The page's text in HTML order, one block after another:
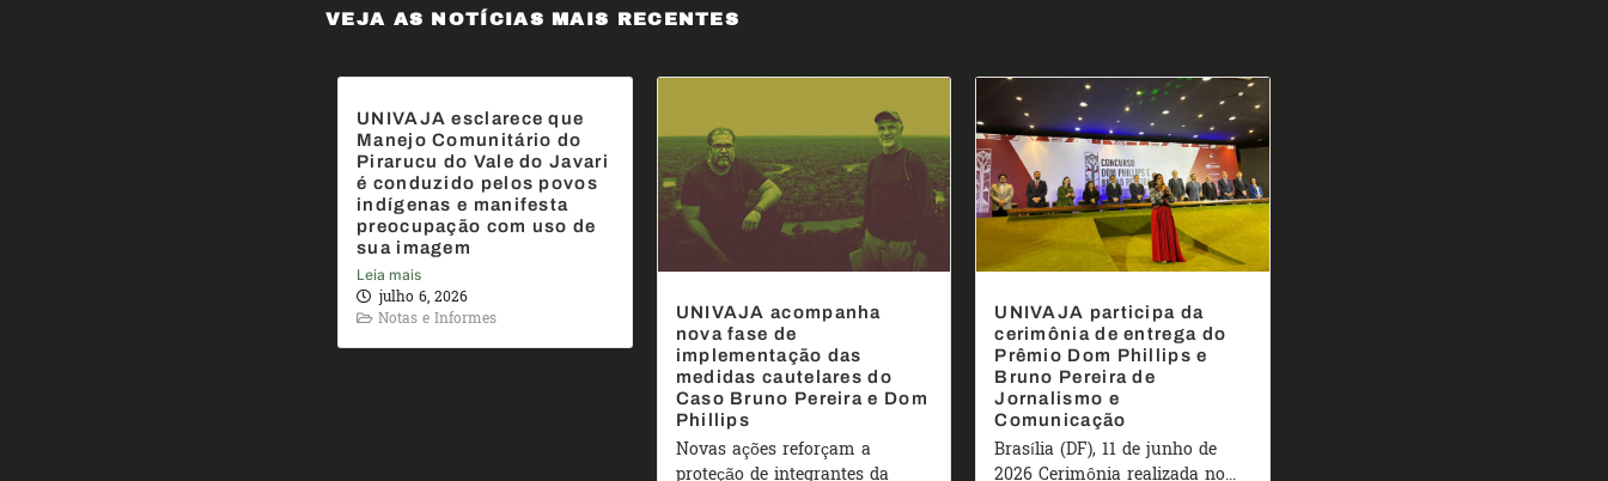
VEJA AS NOTÍCIAS MAIS RECENTES
UNIVAJA esclarece que
Manejo Comunitário do
Pirarucu do Vale do Javari
é conduzido pelos povos
indígenas e manifesta
preocupação com uso de
sua imagem
Leia mais
julho 6, 2026
Notas e Informes
UNIVAJA acompanha
nova fase de
implementação das
medidas cautelares do
Caso Bruno Pereira e Dom
Phillips
Novas ações reforçam a
proteção de integrantes da
UNIVAJA participa da
cerimônia de entrega do
Prêmio Dom Phillips e
Bruno Pereira de
Jornalismo e
Comunicação
Brasília (DF), 11 de junho de
2026 Cerimônia realizada no...